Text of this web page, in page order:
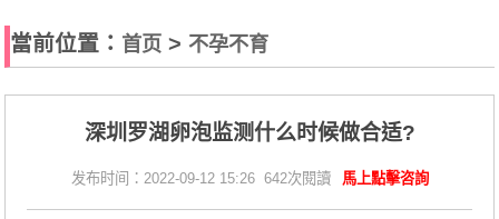
當前位置： 首页 > 不孕不育
深圳罗湖卵泡监测什么时候做合适?
发布时间：2022-09-12 15:26 642次閱讀 馬上點擊咨詢